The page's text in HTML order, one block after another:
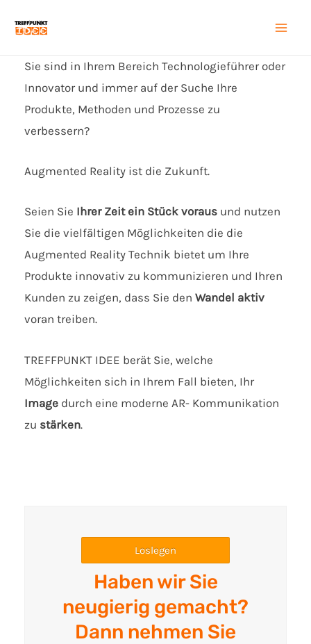
Inhalt
Sie sind in Ihrem Bereich Technologieführer oder
Innovator und immer auf der Suche Ihre
Produkte, Methoden und Prozesse zu
verbessern?
Augmented Reality ist die Zukunft.
Seien Sie Ihrer Zeit ein Stück voraus und nutzen
Sie die vielfältigen Möglichkeiten die die
Augmented Reality Technik bietet um Ihre
Produkte innovativ zu kommunizieren und Ihren
Kunden zu zeigen, dass Sie den Wandel aktiv
voran treiben.
TREFFPUNKT IDEE berät Sie, welche
Möglichkeiten sich in Ihrem Fall bieten, Ihr
Image durch eine moderne AR- Kommunikation
zu stärken.
Loslegen
Haben wir Sie
neugierig gemacht?
Dann nehmen Sie